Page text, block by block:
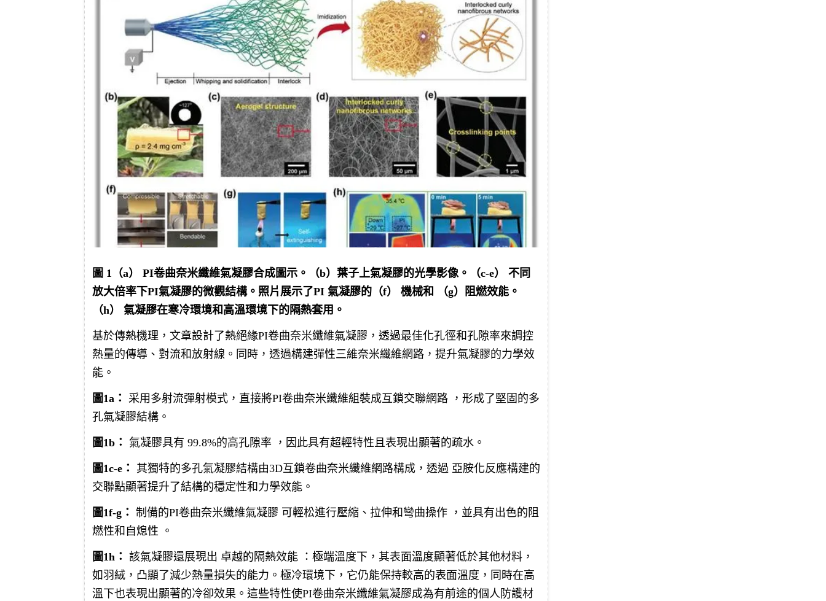
圖 1（a） PI卷曲奈米纖維氣凝膠合成圖示。（b）葉子上氣凝膠的光學影像。（c-e） 不同
放大倍率下PI氣凝膠的微觀結構。照片展示了PI 氣凝膠的（f） 機械和 （g）阻燃效能。
（h） 氣凝膠在寒冷環境和高溫環境下的隔熱套用。
基於傳熱機理，文章設計了熱絕緣PI卷曲奈米纖維氣凝膠，透過最佳化孔徑和孔隙率來調控
熱量的傳導、對流和放射線。同時，透過構建彈性三維奈米纖維網路，提升氣凝膠的力學效
能。
圖1a： 采用多射流彈射模式，直接將PI卷曲奈米纖維組裝成互鎖交聯網路 ，形成了堅固的多
孔氣凝膠結構。
圖1b： 氣凝膠具有 99.8%的高孔隙率 ，因此具有超輕特性且表現出顯著的疏水。
圖1c-e： 其獨特的多孔氣凝膠結構由3D互鎖卷曲奈米纖維網路構成，透過 亞胺化反應構建的
交聯點顯著提升了結構的穩定性和力學效能。
圖1f-g： 制備的PI卷曲奈米纖維氣凝膠 可輕松進行壓縮、拉伸和彎曲操作 ，並具有出色的阻
燃性和自熄性 。
圖1h： 該氣凝膠還展現出 卓越的隔熱效能 ：極端溫度下，其表面溫度顯著低於其他材料，
如羽絨，凸顯了減少熱量損失的能力。極冷環境下，它仍能保持較高的表面溫度，同時在高
溫下也表現出顯著的冷卻效果。這些特性使PI卷曲奈米纖維氣凝膠成為有前途的個人防護材